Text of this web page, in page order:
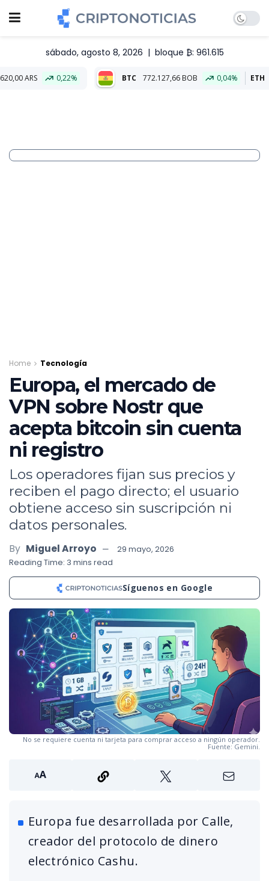
sábado, agosto 8, 2026 | bloque ₿: 961.615
0,22% BTC 772.127,66 BOB 0,04% ETH 22.827,25
Home Tecnología
Europa, el mercado de
VPN sobre Nostr que
acepta bitcoin sin cuenta
ni registro
Los operadores fijan sus precios y
reciben el pago directo; el usuario
obtiene acceso sin suscripción ni
datos personales.
By Miguel Arroyo
29 mayo, 2026
Reading Time: 3 mins read
Síguenos en Google
No se requiere cuenta ni tarjeta para comprar acceso a ningún operador.
Fuente: Gemini.
Europa fue desarrollada por Calle,
creador del protocolo de dinero
electrónico Cashu.